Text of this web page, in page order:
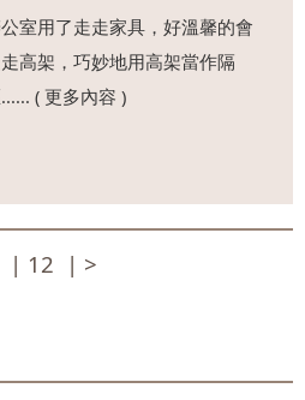
室用了走走家具，好溫馨的會
高架，巧妙地用高架當作隔
( 更多內容 )
| 12 | >